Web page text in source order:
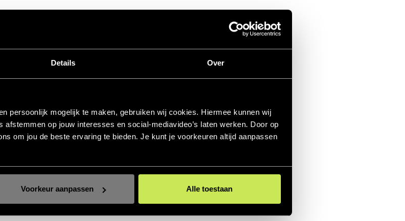
Details Over
persoonlijk mogelijk te maken, gebruiken wij cookies. Hiermee kunnen wij
op jouw interesses en social‑mediavideo’s laten werken. Door op
om jou de beste ervaring te bieden. Je kunt je voorkeuren altijd aanpassen
Voorkeur aanpassen Alle toestaan